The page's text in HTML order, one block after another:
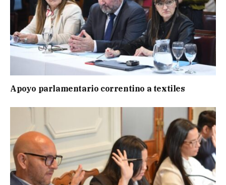
Apoyo parlamentario correntino a textiles